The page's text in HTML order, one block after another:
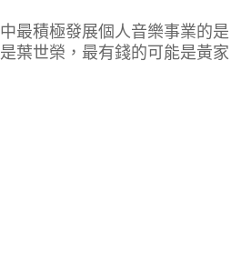
最積極發展個人音樂事業的是
葉世榮， 最有錢的可能是黃家